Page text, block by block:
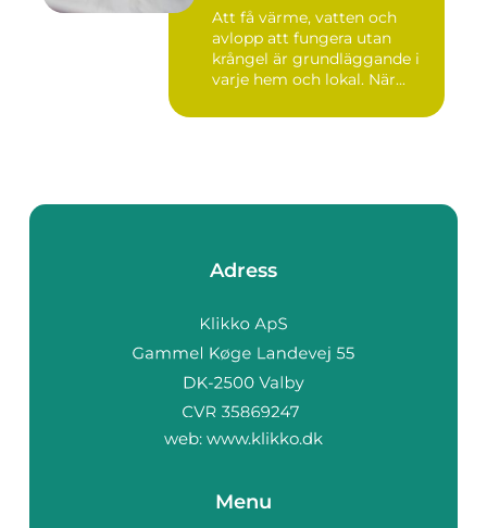
Att få värme, vatten och
avlopp att fungera utan
krångel är grundläggande i
varje hem och lokal. När...
Adress
web: www.klikko.dk
Menu